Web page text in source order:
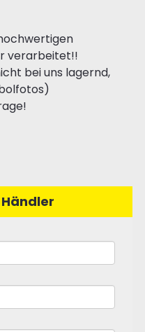
verarbeitet!!
bei uns lagernd,